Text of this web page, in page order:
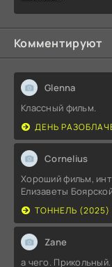
Комментируют
Glenna
Классный фильм.
ДЕНЬ
Cornelius
Хороший фильм,
Елизаветы
ТОННЕЛЬ (2025)
Zane
а чего. Прикольный.